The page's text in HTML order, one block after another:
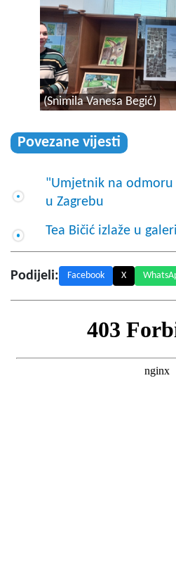
(Snimila Vanesa Begić)
Povezane vijesti
"Umjetnik na
u Zagrebu
Tea Bičić izlaže u
Podijeli: Facebook X